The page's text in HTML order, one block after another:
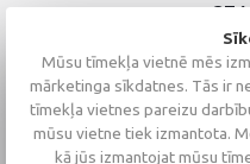
Mūsu tīmekļa vietnē mēs
mārketinga sīkdatnes. Tās ir
tīmekļa vietnes pareizu
mūsu vietne tiek izmantota.
kā jūs izmantojat mūsu